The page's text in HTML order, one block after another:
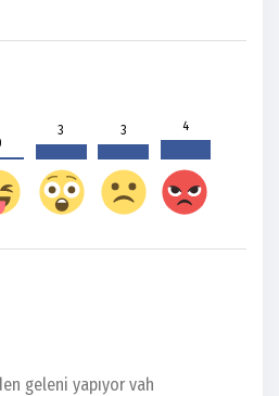
3 3 4
geleni yapıyor vah